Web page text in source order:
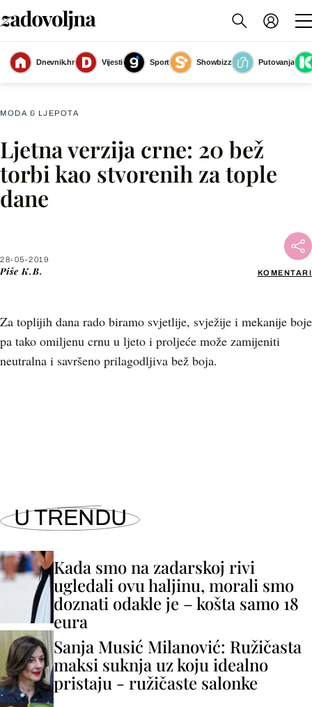
Dnevnik.hr Vijesti Sport Showbizz Putovanja
Bež torba savršeno će upotpuniti garderobu za proljeće i ljeto(Foto: Getty
Images)
MODA & LJEPOTA
Ljetna verzija crne: 20 bež
torbi kao stvorenih za tople
dane
28-05-2019
Piše K.B. KOMENTARI
Za toplijih dana rado biramo svjetlije, svježije i mekanije boje
pa tako omiljenu crnu u ljeto i proljeće može zamijeniti
neutralna i savršeno prilagodljiva bež boja.
Facebook
U TRENDU
Kada smo na zadarskoj rivi
ugledali ovu haljinu, morali smo
doznati odakle je – košta samo 18
eura
Sanja Musić Milanović: Ružičasta
maksi suknja uz koju idealno
pristaju - ružičaste salonke